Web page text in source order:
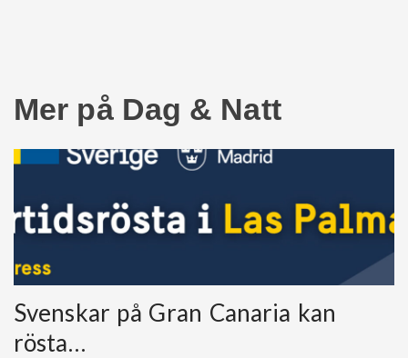
Mer på Dag & Natt
Svenskar på Gran Canaria kan
rösta…